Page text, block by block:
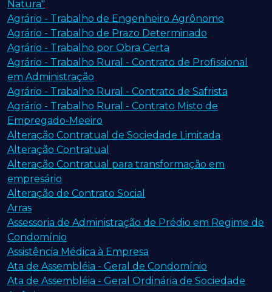
Natura"
Agrário - Trabalho de Engenheiro Agrônomo
Agrário - Trabalho de Prazo Determinado
Agrário - Trabalho por Obra Certa
Agrário - Trabalho Rural - Contrato de Profissional
em Administração
Agrário - Trabalho Rural - Contrato de Safrista
Agrário - Trabalho Rural - Contrato Misto de
Empregado-Meeiro
Alteração Contratual de Sociedade Limitada
Alteração Contratual
Alteração Contratual para transformação em
empresário
Alteração de Contrato Social
Arras
Assessoria de Administração de Prédio em Regime de
Condomínio
Assistência Médica à Empresa
Ata de Assembléia - Geral de Condomínio
Ata de Assembléia - Geral Ordinária de Sociedade